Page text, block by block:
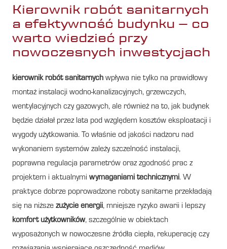
Kierownik robót sanitarnych
a efektywność budynku – co
warto wiedzieć przy
nowoczesnych inwestycjach
kierownik robót sanitarnych wpływa nie tylko na prawidłowy
montaż instalacji wodno-kanalizacyjnych, grzewczych,
wentylacyjnych czy gazowych, ale również na to, jak budynek
będzie działał przez lata pod względem kosztów eksploatacji i
wygody użytkowania. To właśnie od jakości nadzoru nad
wykonaniem systemów zależy szczelność instalacji,
poprawna regulacja parametrów oraz zgodność prac z
projektem i aktualnymi wymaganiami technicznymi. W
praktyce dobrze poprowadzone roboty sanitarne przekładają
się na niższe zużycie energii, mniejsze ryzyko awarii i lepszy
komfort użytkowników, szczególnie w obiektach
wyposażonych w nowoczesne źródła ciepła, rekuperację czy